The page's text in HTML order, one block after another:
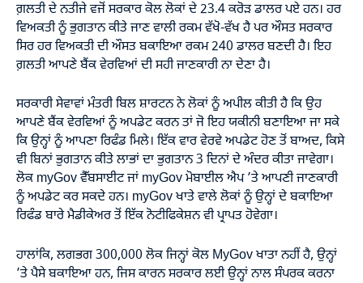
ਗ਼ਲਤੀ ਦੇ ਨਤੀਜੇ ਵਜੋਂ ਸਰਕਾਰ ਕੋਲ ਲੋਕਾਂ ਦੇ 23.4 ਕਰੋੜ ਡਾਲਰ ਪਏ ਹਨ। ਹਰ
ਵਿਅਕਤੀ ਨੂੰ ਭੁਗਤਾਨ ਕੀਤੇ ਜਾਣ ਵਾਲੀ ਰਕਮ ਵੱਖੋ-ਵੱਖ ਹੈ ਪਰ ਔਸਤ ਸਰਕਾਰ
ਸਿਰ ਹਰ ਵਿਅਕਤੀ ਦੀ ਔਸਤ ਬਕਾਇਆ ਰਕਮ 240 ਡਾਲਰ ਬਣਦੀ ਹੈ। ਇਹ
ਗ਼ਲਤੀ ਆਪਣੇ ਬੈਂਕ ਵੇਰਵਿਆਂ ਦੀ ਸਹੀ ਜਾਣਕਾਰੀ ਨਾ ਦੇਣਾ ਹੈ।
ਸਰਕਾਰੀ ਸੇਵਾਵਾਂ ਮੰਤਰੀ ਬਿਲ ਸ਼ਾਰਟਨ ਨੇ ਲੋਕਾਂ ਨੂੰ ਅਪੀਲ ਕੀਤੀ ਹੈ ਕਿ ਉਹ
ਆਪਣੇ ਬੈਂਕ ਵੇਰਵਿਆਂ ਨੂੰ ਅਪਡੇਟ ਕਰਨ ਤਾਂ ਜੋ ਇਹ ਯਕੀਨੀ ਬਣਾਇਆ ਜਾ ਸਕੇ
ਕਿ ਉਨ੍ਹਾਂ ਨੂੰ ਆਪਣਾ ਰਿਫੰਡ ਮਿਲੇ। ਇੱਕ ਵਾਰ ਵੇਰਵੇ ਅਪਡੇਟ ਹੋਣ ਤੋਂ ਬਾਅਦ, ਕਿਸੇ
ਵੀ ਬਿਨਾਂ ਭੁਗਤਾਨ ਕੀਤੇ ਲਾਭਾਂ ਦਾ ਭੁਗਤਾਨ 3 ਦਿਨਾਂ ਦੇ ਅੰਦਰ ਕੀਤਾ ਜਾਵੇਗਾ।
ਲੋਕ myGovਵੈੱਬਸਾਈਟ ਜਾਂ myGov ਮੋਬਾਈਲ ਐਪ ’ਤੇ ਆਪਣੀ ਜਾਣਕਾਰੀ
ਨੂੰ ਅਪਡੇਟ ਕਰ ਸਕਦੇ ਹਨ। myGov ਖਾਤੇ ਵਾਲੇ ਲੋਕਾਂ ਨੂੰ ਉਨ੍ਹਾਂ ਦੇ ਬਕਾਇਆ
ਰਿਫੰਡ ਬਾਰੇ ਮੈਡੀਕੇਅਰ ਤੋਂ ਇੱਕ ਨੋਟੀਫਿਕੇਸ਼ਨ ਵੀ ਪ੍ਰਾਪਤ ਹੋਵੇਗਾ।
ਹਾਲਾਂਕਿ, ਲਗਭਗ 300,000 ਲੋਕ ਜਿਨ੍ਹਾਂ ਕੋਲ MyGov ਖਾਤਾ ਨਹੀਂ ਹੈ, ਉਨ੍ਹਾਂ
’ਤੇ ਪੈਸੇ ਬਕਾਇਆ ਹਨ, ਜਿਸ ਕਾਰਨ ਸਰਕਾਰ ਲਈ ਉਨ੍ਹਾਂ ਨਾਲ ਸੰਪਰਕ ਕਰਨਾ